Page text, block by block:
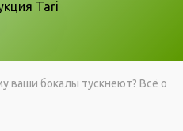
ваши бокалы тускнеют? Всё о